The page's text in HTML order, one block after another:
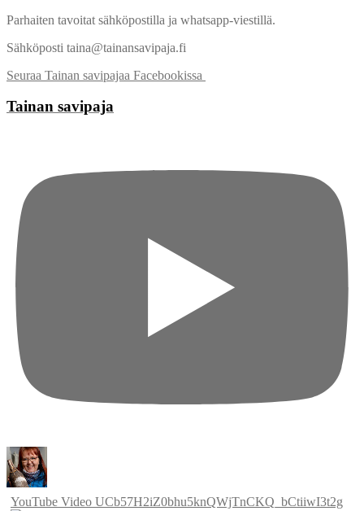
Parhaiten tavoitat sähköpostilla ja whatsapp-viestillä.
Sähköposti taina@tainansavipaja.fi
Seuraa Tainan savipajaa Facebookissa
Tainan savipaja
YouTube Video UCb57H2iZ0bhu5knQWjTnCKQ_bCtiiwI3t2g